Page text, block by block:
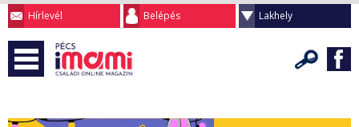
Hírlevél Belépés Lakhely